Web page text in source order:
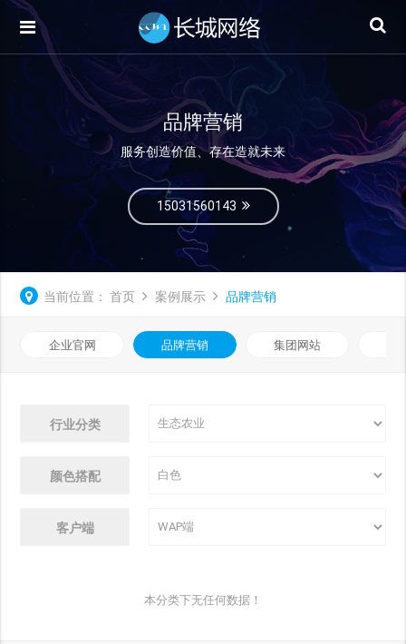
品牌营销
服务创造价值、存在造就未来
15031560143
当前位置： 首页 案例展示 品牌营销
企业官网 品牌营销 集团网站
行业分类
颜色搭配
客户端
本分类下无任何数据！